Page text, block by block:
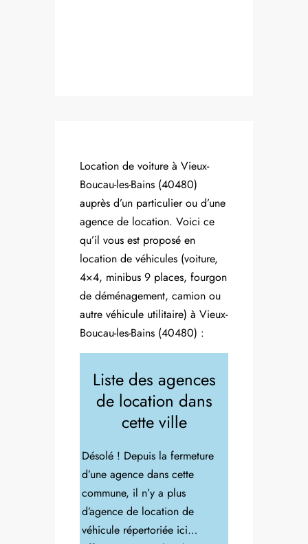
Location de voiture à Vieux-
Boucau-les-Bains (40480)
auprès d’un particulier ou d’une
agence de location. Voici ce
qu’il vous est proposé en
location de véhicules (voiture,
4×4, minibus 9 places, fourgon
de déménagement, camion ou
autre véhicule utilitaire) à Vieux-
Boucau-les-Bains (40480) :
Liste des agences
de location dans
cette ville
Désolé ! Depuis la fermeture
d’une agence dans cette
commune, il n’y a plus
d’agence de location de
véhicule répertoriée ici…